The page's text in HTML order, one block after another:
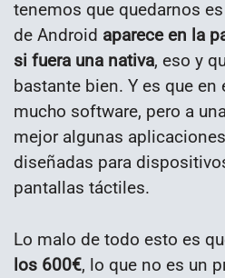
tenemos que quedarnos
de Android aparece en la
si fuera una nativa, eso y
bastante bien. Y es que en
mucho software, pero a
mejor algunas
diseñadas para
pantallas táctiles.
Lo malo de todo esto es
los 600€, lo que no es un